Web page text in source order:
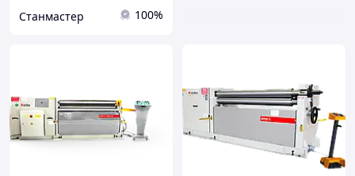
Станмастер 100%